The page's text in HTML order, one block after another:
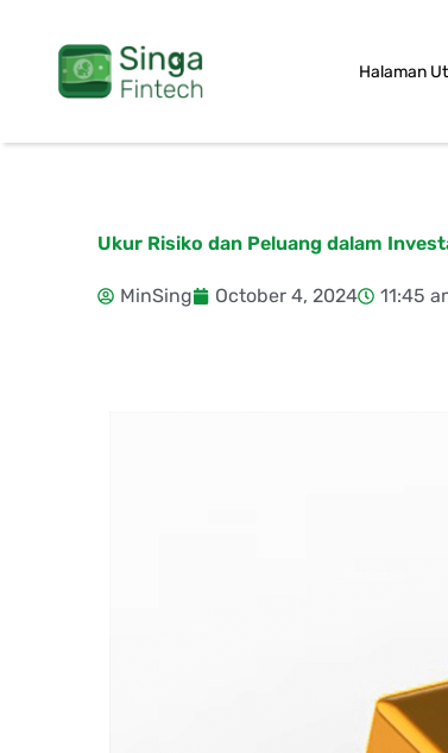
content
Halaman
Ukur Risiko dan Peluang dalam
MinSing October 4, 2024 11:45